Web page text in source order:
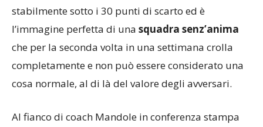
stabilmente sotto i 30 punti di scarto ed è
l’immagine perfetta di una squadra senz’anima
che per la seconda volta in una settimana crolla
completamente e non può essere considerato una
cosa normale, al di là del valore degli avversari.
Al fianco di coach Mandole in conferenza stampa